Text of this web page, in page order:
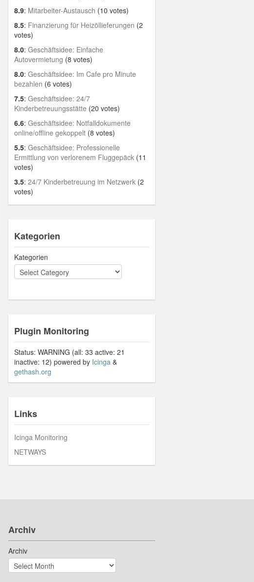
8.9: Mitarbeiter-Austausch (10 votes)
8.5: Finanzierung für Heizöllieferungen (2
votes)
8.0: Geschäftsidee: Einfache
Autovermietung (8 votes)
8.0: Geschäftsidee: Im Cafe pro Minute
bezahlen (6 votes)
7.5: Geschäftsidee: 24/7
Kinderbetreuungsstätte (20 votes)
6.6: Geschäftsidee: Notfalldokumente
online/offline gekoppelt (8 votes)
5.5: Geschäftsidee: Professionelle
Ermittlung von verlorenem Fluggepäck (11
votes)
3.5: 24/7 Kinderbetreuung im Netzwerk (2
votes)
Kategorien
Kategorien
Plugin Monitoring
Status: WARNING (all: 33 active: 21
inactive: 12) powered by Icinga &
gethash.org
Links
Icinga Monitoring
NETWAYS
Archiv
Archiv